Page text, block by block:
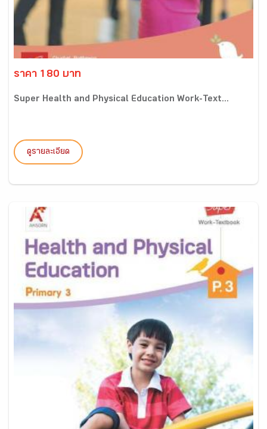
ราคา 180 บาท
Super Health and Physical Education Work-Text...
ดูรายละเอียด